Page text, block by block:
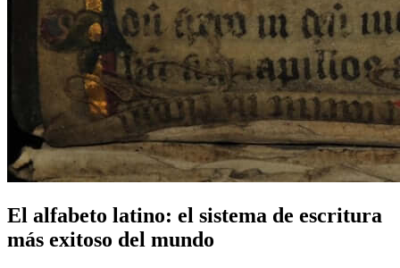
El alfabeto latino: el sistema de escritura
más exitoso del mundo